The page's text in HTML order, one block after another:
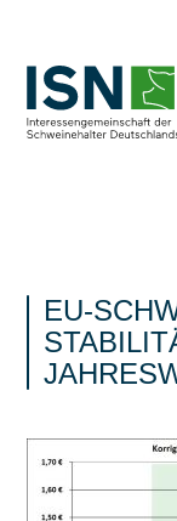
EU-